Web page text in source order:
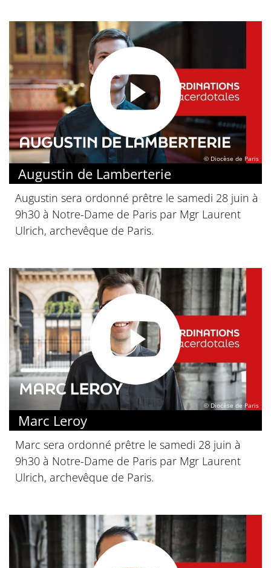
© Diocèse de Paris
Augustin de Lamberterie
Augustin sera ordonné prêtre le samedi 28 juin à
9h30 à Notre-Dame de Paris par Mgr Laurent
Ulrich, archevêque de Paris.
© Diocèse de Paris
Marc Leroy
Marc sera ordonné prêtre le samedi 28 juin à
9h30 à Notre-Dame de Paris par Mgr Laurent
Ulrich, archevêque de Paris.